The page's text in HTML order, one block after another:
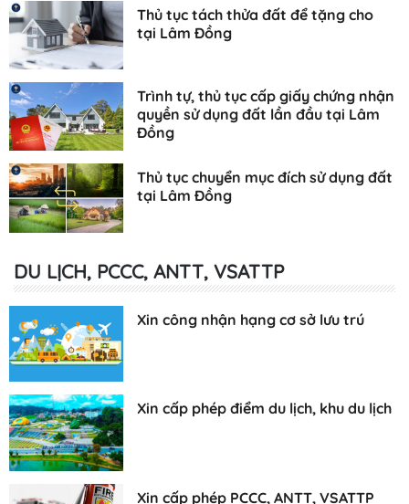
Thủ tục tách thửa đất để tặng cho
tại Lâm Đồng
Trình tự, thủ tục cấp giấy chứng nhận
quyền sử dụng đất lần đầu tại Lâm
Đồng
Thủ tục chuyển mục đích sử dụng đất
tại Lâm Đồng
DU LỊCH, PCCC, ANTT, VSATTP
Xin công nhận hạng cơ sở lưu trú
Xin cấp phép điểm du lịch, khu du lịch
Xin cấp phép PCCC, ANTT, VSATTP